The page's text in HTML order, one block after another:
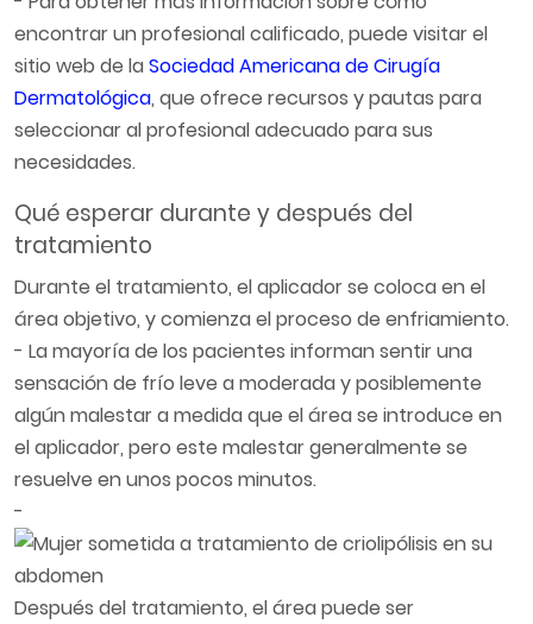
encontrar un profesional calificado, puede visitar el
sitio web de laSociedad Americana de Cirugía
Dermatológica, que ofrece recursos y pautas para
seleccionar al profesional adecuado para sus
necesidades.
Qué esperar durante y después del
tratamiento
Durante el tratamiento, el aplicador se coloca en el
área objetivo, y comienza el proceso de enfriamiento.
- La mayoría de los pacientes informan sentir una
sensación de frío leve a moderada y posiblemente
algún malestar a medida que el área se introduce en
el aplicador, pero este malestar generalmente se
resuelve en unos pocos minutos.
-
Después del tratamiento, el área puede ser